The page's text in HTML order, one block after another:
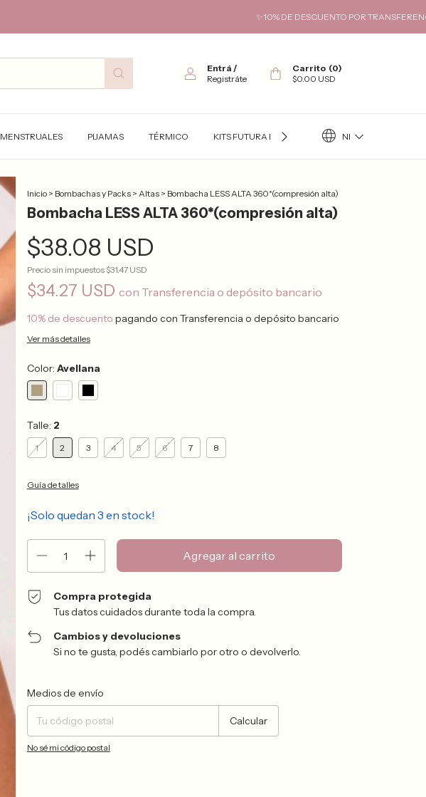
✨10% DE DESCUENTO POR TRANSFERENCIA✨ HASTA
Entrá /
Registráte
Carrito (0)
$0.00 USD
MENSTRUALES PIJAMAS TÉRMICO KITS FUTURA MAMÁ ✨ INFANTIL/JUVENIL
NI
Inicio > Bombachas y Packs > Altas > Bombacha LESS ALTA 360*(compresión alta)
Bombacha LESS ALTA 360*(compresión alta)
$38.08 USD
Precio sin impuestos $31.47 USD
$34.27 USD con Transferencia o depósito bancario
10% de descuento pagando con Transferencia o depósito bancario
Ver más detalles
Color: Avellana
Talle: 2
1 2 3 4 5 6 7 8
Guía de talles
¡Solo quedan 3 en stock!
Compra protegida
Tus datos cuidados durante toda la compra.
Cambios y devoluciones
Si no te gusta, podés cambiarlo por otro o devolverlo.
Entregas para el CP:
Medios de envío
Calcular
No sé mi código postal